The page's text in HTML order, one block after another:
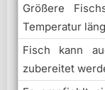
Größere
Temperatur
Fisch kann
zubereitet